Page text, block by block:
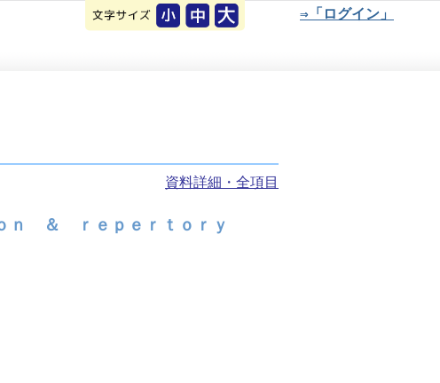
⇒「ログイン」
資料詳細・全項目
ｎ ＆ ｒｅｐｅｒｔｏｒｙ